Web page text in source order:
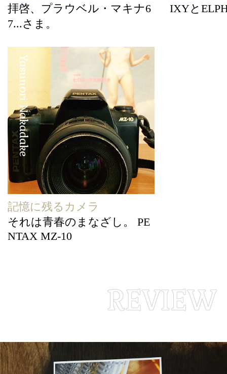
拝啓、プラウベル・マキナ6
7...さま。
IXYと
Yasunori Nakadake
記憶に残るカメラ
それは青春のまなざし。 PE
NTAX MZ-10